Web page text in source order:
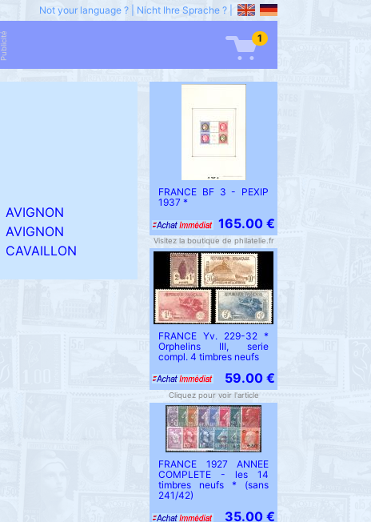
Not your language ? Nicht Ihre Sprache ?
Publicité 1
AVIGNON
AVIGNON
CAVAILLON
FRANCE BF 3 - PEXIP
1937 *
165.00 €
Visitez la boutique de philatelie.fr
FRANCE Yv. 229-32 *
Orphelins III, serie
compl. 4 timbres neufs
59.00 €
Cliquez pour voir l'article
FRANCE 1927 ANNEE
COMPLETE - les 14
timbres neufs * (sans
241/42)
35.00 €